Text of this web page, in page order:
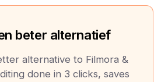
beter alternatief
alternative to Filmora &
done in 3 clicks, saves